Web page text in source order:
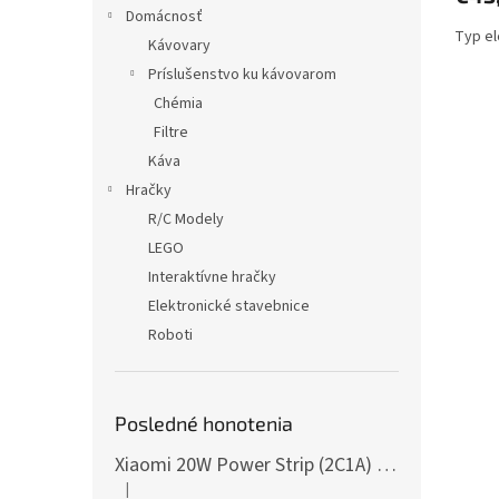
Domácnosť
Kávovary
Príslušenstvo ku kávovarom
Chémia
Filtre
Káva
Hračky
R/C Modely
LEGO
Interaktívne hračky
Elektronické stavebnice
Roboti
Posledné honotenia
Xiaomi 20W Power Strip (2C1A) EU
|
Typ